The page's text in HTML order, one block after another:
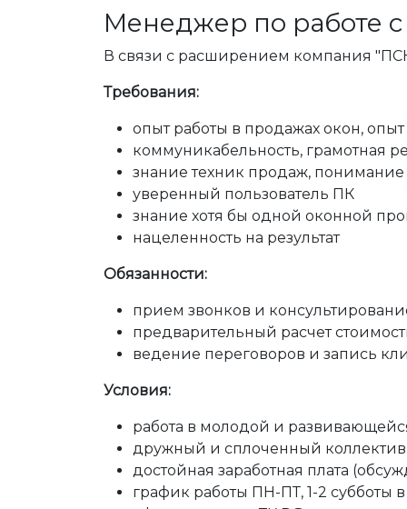
Менеджер по работе
В связи с расширением компания
Требования:
опыт работы в продажах окон,
коммуникабельность, грамотная
знание техник продаж, понимание
уверенный пользователь ПК
знание хотя бы одной оконной
нацеленность на результат
Обязанности:
прием звонков и
предварительный расчет
ведение переговоров и запись
Условия:
работа в молодой и
дружный и сплоченный
достойная заработная плата
график работы ПН-ПТ, 1-2 субботы